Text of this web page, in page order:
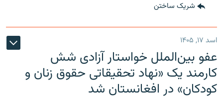
شریک ساختن
اسد ۱۷, ۱۴۰۵
عفو بین‌الملل خواستار آزادی شش
کارمند یک «نهاد تحقیقاتی حقوق زنان و
کودکان» در افغانستان شد